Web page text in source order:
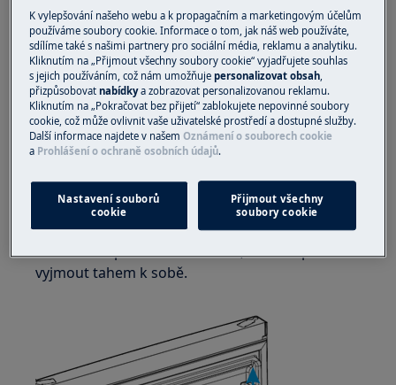
obuv.
Vezměte prosím na vědomí, že neopravitelná nebo
neodborná oprava může mít bezpečnostní důsledky,
pokud nebude provedena správně
VÝMĚNA DVEŘÍ
byste polici ohýbali nebo kroutili.
Pokud na polici nejsou žádné podrobnosti o
montáži na pravé a levé straně, můžete polici
vyjmout tahem k sobě.
K vylepšování našeho webu a k propagačním a marketingovým účelům
používáme soubory cookie. Informace o tom, jak náš web používáte,
sdílíme také s našimi partnery pro sociální média, reklamu a analytiku.
Kliknutím na „Přijmout všechny soubory cookie“ vyjadřujete souhlas
s jejich používáním, což nám umožňujepersonalizovat obsah,
přizpůsobovatnabídkya zobrazovat personalizovanou reklamu.
Kliknutím na „Pokračovat bez přijetí“ zablokujete nepovinné soubory
cookie, což může ovlivnit vaše uživatelské prostředí a dostupné služby.
Další informace najdete v našemOznámení o souborech cookie
a Prohlášení o ochraně osobních údajů.
Nastavení souborů
cookie
Přijmout všechny
soubory cookie